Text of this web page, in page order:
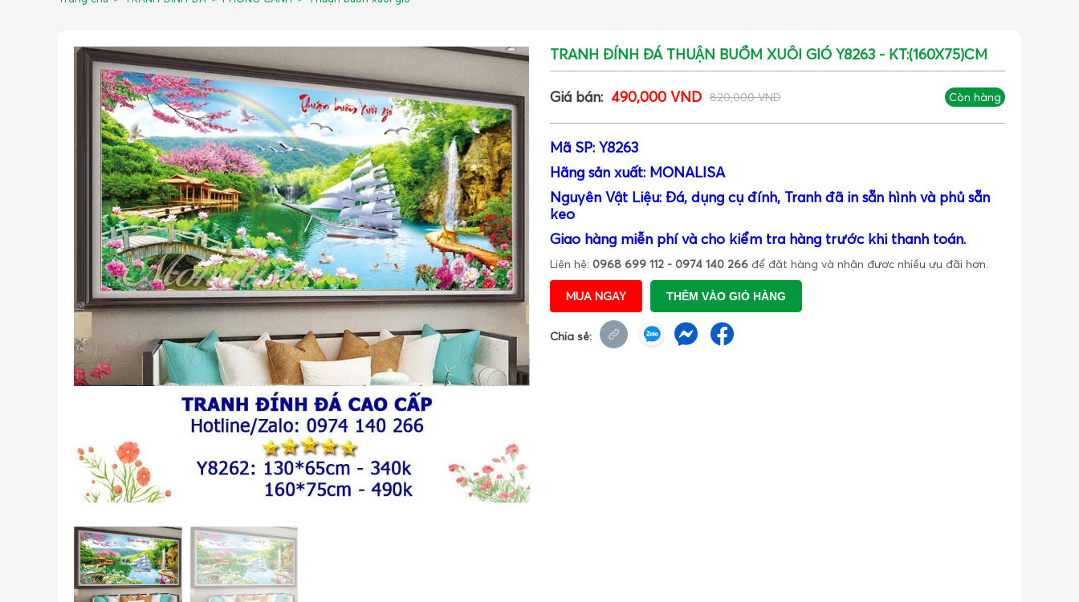
TRANH ĐÍNH ĐÁ THUẬN BUỒM XUÔI GIÓ Y8263 - KT:(160X75)CM
Giá bán: 490,000 VND 820,000 VND Còn hàng
Mã SP: Y8263
Hãng sản xuất: MONALISA
Nguyên Vật Liệu: Đá, dụng cụ đính, Tranh đã in sẵn hình và phủ sẵn
keo
Giao hàng miễn phí và cho kiểm tra hàng trước khi thanh toán.
Liên hệ: 0968 699 112 - 0974 140 266để đặt hàng và nhận được nhiều ưu đãi hơn.
MUA NGAY THÊM VÀO GIỎ HÀNG
Chia sẻ: